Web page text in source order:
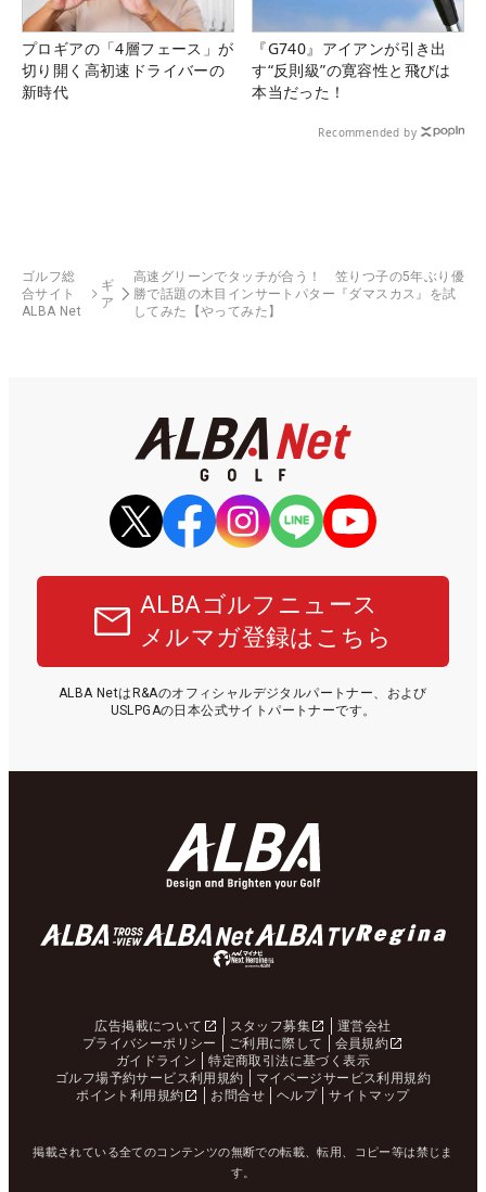
プロギアの「4層フェース」が
切り開く高初速ドライバーの
新時代
『G740』アイアンが引き出
す“反則級”の寛容性と飛びは
本当だった！
Recommended by
ゴルフ総
合サイト
ALBA Net
ギ
ア
高速グリーンでタッチが合う！ 笠りつ子の5年ぶり優
勝で話題の木目インサートパター『ダマスカス』を試
してみた【やってみた】
ALBAゴルフニュース
メルマガ登録はこちら
ALBA NetはR&Aのオフィシャルデジタルパートナー、および
USLPGAの日本公式サイトパートナーです。
広告掲載について スタッフ募集
運営会社
プライバシーポリシー
ご利用に際して
会員規約
ガイドライン
特定商取引法に基づく表示
ゴルフ場予約サービス利用規約
マイページサービス利用規約
ポイント利用規約
お問合せ ヘルプ サイトマップ
掲載されている全てのコンテンツの無断での転載、転用、コピー等は禁じま
す。